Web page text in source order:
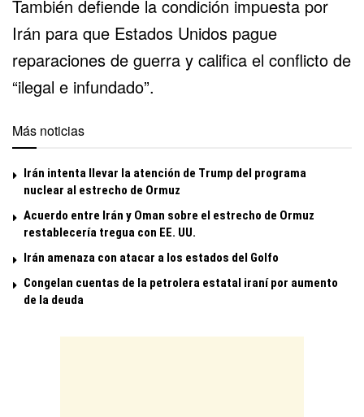
También defiende la condición impuesta por
Irán para que Estados Unidos pague
reparaciones de guerra y califica el conflicto de
“ilegal e infundado”.
Más noticias
Irán intenta llevar la atención de Trump del programa
nuclear al estrecho de Ormuz
Acuerdo entre Irán y Oman sobre el estrecho de Ormuz
restablecería tregua con EE. UU.
Irán amenaza con atacar a los estados del Golfo
Congelan cuentas de la petrolera estatal iraní por aumento
de la deuda